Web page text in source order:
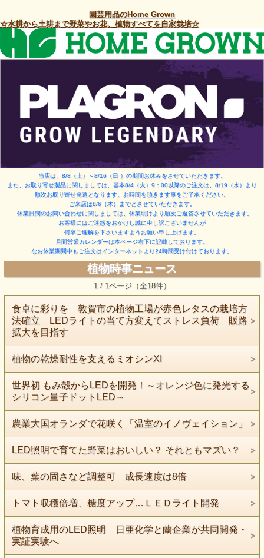
園芸用品のHome Grown
☆水耕から土耕まで野菜やお花、植物すべてを自家栽培☆
当店は、8/8（土）～8/16（日 ） の期間お休みをさせていただきます。
また、お取り寄せ製品に関しましては、基本8/4（火）9：00以降のご注文は、8/19（水）より
順次お取り寄せ発送となります。お時間を頂きます事をご了承ください。
ご来店は8/6（木）までとさせていただきます。
休業日間のお問い合わせに関しましては、休業明けより順次ご返答させていただきます。
お客様にはご迷惑をおかけし誠に申し訳ございませんが
何卒ご理解を下さいますようお願い申し上げます。
月間営業カレンダーは本ページ右下に記載しております。
なお休業期間中もご注文はインターネットより24時間受け付けております。
植物時事ニュース
1 / 1ページ（全18件）
食卓に彩りを 敦賀市の植物工場が赤色レタスの栽培方
法確立 LEDライトの当て方変えてストレス負荷 販路
拡大を目指す
植物の乾燥耐性を支えるミオシンXI
世界初 もみ殻からLEDを開発！～オレンジ色に発光する
シリコン量子ドットLED～
農業大国オランダで花咲く「温室のイノヴェイション」
LED照明で育てた野菜はおいしい？ それともマズい？
味、葉の固さなど調整可 成長速度は8倍
トマト収穫倍増、糖度アップ…ＬＥＤライト開発
植物育成用のLED照明 日亜化学と蘭企業が共同開発・
実証実験へ